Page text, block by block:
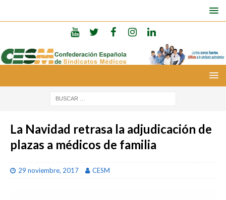
La Navidad retrasa la adjudicación de
plazas a médicos de familia
29 noviembre, 2017 CESM